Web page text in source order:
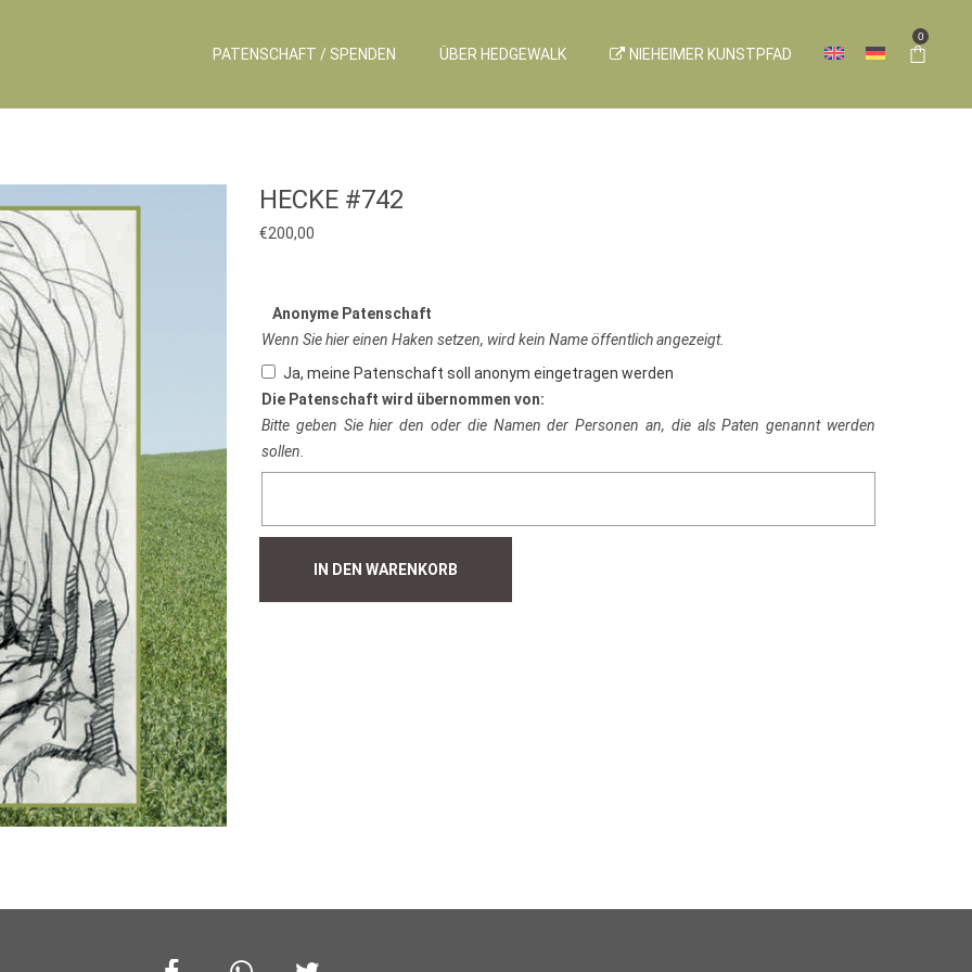
PATENSCHAFT / SPENDEN ÜBER HEDGEWALK NIEHEIMER KUNSTPFAD
0
HECKE #742
€200,00
Anonyme Patenschaft
Wenn Sie hier einen Haken setzen, wird kein Name öffentlich angezeigt.
Ja, meine Patenschaft soll anonym eingetragen werden
Die Patenschaft wird übernommen von:
Bitte geben Sie hier den oder die Namen der Personen an, die als Paten genannt werden
sollen.
Menge
IN DEN WARENKORB